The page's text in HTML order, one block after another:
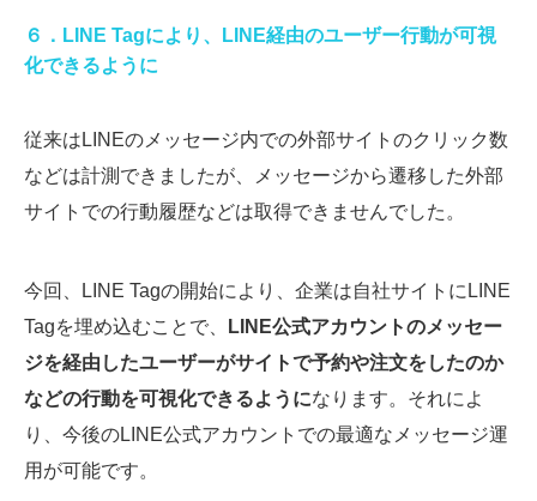
６．LINE Tagにより、LINE経由のユーザー行動が可視
化できるように
従来はLINEのメッセージ内での外部サイトのクリック数
などは計測できましたが、メッセージから遷移した外部
サイトでの行動履歴などは取得できませんでした。
今回、LINE Tagの開始により、企業は自社サイトにLINE
Tagを埋め込むことで、
LINE公式アカウントのメッセー
ジを経由したユーザーがサイトで予約や注文をしたのか
などの行動を可視化できるようになります。それによ
り、今後のLINE公式アカウントでの最適なメッセージ運
用が可能です。